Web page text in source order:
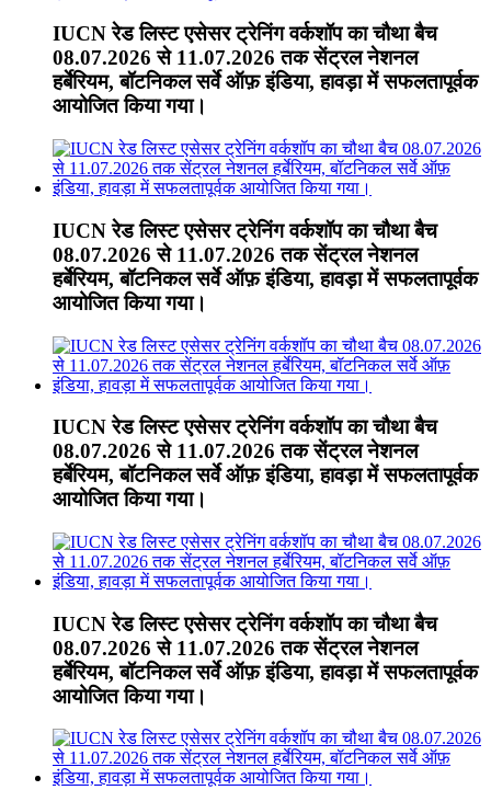
IUCN रेड लिस्ट एसेसर ट्रेनिंग वर्कशॉप का चौथा बैच
08.07.2026 से 11.07.2026 तक सेंट्रल नेशनल
हर्बेरियम, बॉटनिकल सर्वे ऑफ़ इंडिया, हावड़ा में सफलतापूर्वक
आयोजित किया गया।
IUCN रेड लिस्ट एसेसर ट्रेनिंग वर्कशॉप का चौथा बैच
08.07.2026 से 11.07.2026 तक सेंट्रल नेशनल
हर्बेरियम, बॉटनिकल सर्वे ऑफ़ इंडिया, हावड़ा में सफलतापूर्वक
आयोजित किया गया।
IUCN रेड लिस्ट एसेसर ट्रेनिंग वर्कशॉप का चौथा बैच
08.07.2026 से 11.07.2026 तक सेंट्रल नेशनल
हर्बेरियम, बॉटनिकल सर्वे ऑफ़ इंडिया, हावड़ा में सफलतापूर्वक
आयोजित किया गया।
IUCN रेड लिस्ट एसेसर ट्रेनिंग वर्कशॉप का चौथा बैच
08.07.2026 से 11.07.2026 तक सेंट्रल नेशनल
हर्बेरियम, बॉटनिकल सर्वे ऑफ़ इंडिया, हावड़ा में सफलतापूर्वक
आयोजित किया गया।